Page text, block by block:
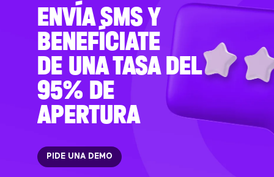
ENVÍA SMS Y
BENEFÍCIATE
DE UNA TASA DEL
95% DE
APERTURA
PIDE UNA DEMO